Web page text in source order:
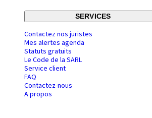
SERVICES
Contactez nos juristes
Mes alertes agenda
Statuts gratuits
Le Code de la SARL
Service client
FAQ
Contactez-nous
A propos